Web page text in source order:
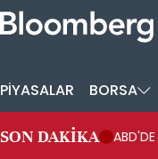
PİYASALAR BORSA
SON DAKİKA